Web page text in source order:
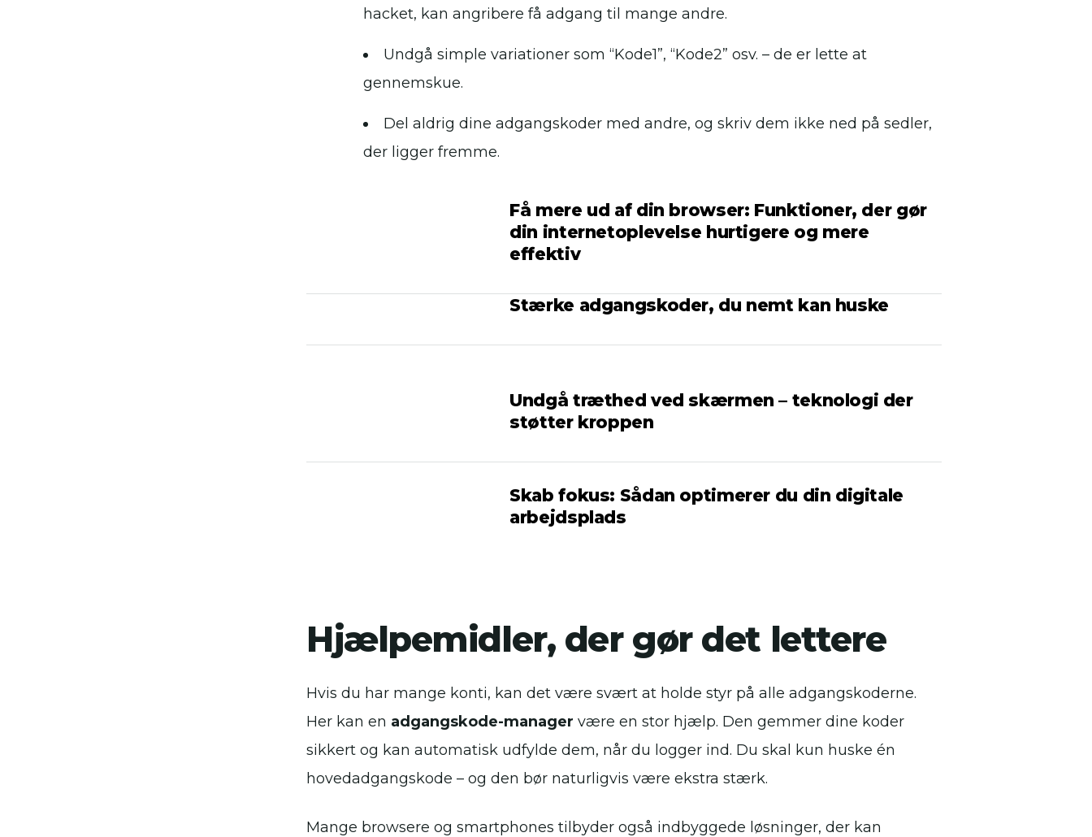
hacket, kan angribere få adgang til mange andre.
Undgå simple variationer som “Kode1”, “Kode2” osv. – de er lette at
gennemskue.
Del aldrig dine adgangskoder med andre, og skriv dem ikke ned på sedler,
der ligger fremme.
Få mere ud af din browser: Funktioner, der gør
din internetoplevelse hurtigere og mere
effektiv
Stærke adgangskoder, du nemt kan huske
Undgå træthed ved skærmen – teknologi der
støtter kroppen
Skab fokus: Sådan optimerer du din digitale
arbejdsplads
Hjælpemidler, der gør det lettere
Hvis du har mange konti, kan det være svært at holde styr på alle adgangskoderne.
Her kan en adgangskode-manager være en stor hjælp. Den gemmer dine koder
sikkert og kan automatisk udfylde dem, når du logger ind. Du skal kun huske én
hovedadgangskode – og den bør naturligvis være ekstra stærk.
Mange browsere og smartphones tilbyder også indbyggede løsninger, der kan